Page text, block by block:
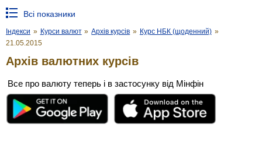
Всі показники
Індекси » Курси валют » Архів курсів » Курс НБК (щоденний) »
21.05.2015
Архів валютних курсів
Все про валюту теперь і в застосунку від Мінфін